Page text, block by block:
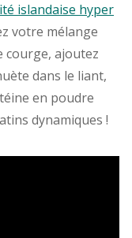
islandaise hyper
votre mélange
courge, ajoutez
dans le liant,
en poudre
dynamiques !